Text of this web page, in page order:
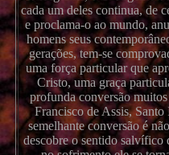
cada um deles continua, de
e proclama-o ao mundo,
homens seus
gerações, tem-se
uma força particular que
Cristo, uma graça
profunda conversão
Francisco de Assis,
semelhante conversão é
descobre o sentido salvífico